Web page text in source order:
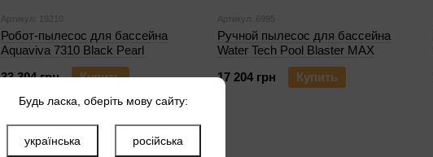
Артикул: 19210
Робот-пылесоc для бассейна
Aquaviva 7310 Black Pearl
33 304 грн
Купить
Артикул: 6995
Ручной пылесос для бассейна
Water Tech Pool Blaster MAX
17 204 грн
Купить
Будь ласка, оберіть мову сайту:
українська російська